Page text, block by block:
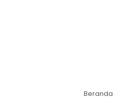
Beranda